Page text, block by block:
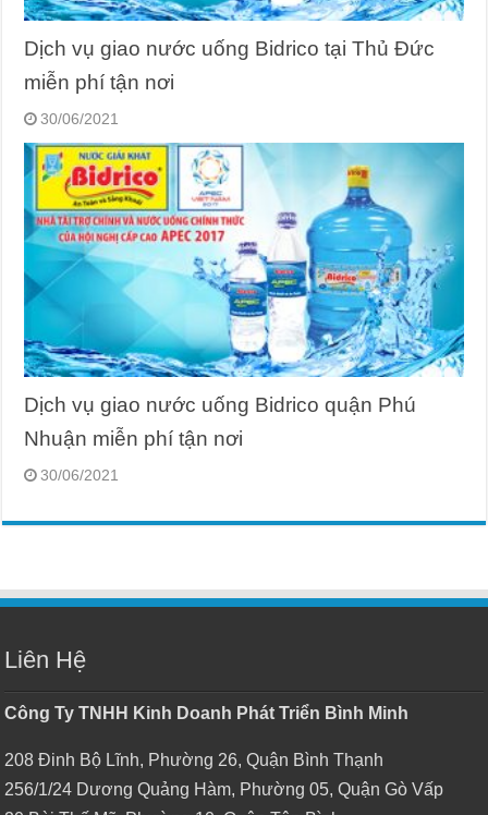
Dịch vụ giao nước uống Bidrico tại Thủ Đức
miễn phí tận nơi
30/06/2021
Dịch vụ giao nước uống Bidrico quận Phú
Nhuận miễn phí tận nơi
30/06/2021
Liên Hệ
Công Ty TNHH Kinh Doanh Phát Triển Bình Minh
208 Đinh Bộ Lĩnh, Phường 26, Quận Bình Thạnh
256/1/24 Dương Quảng Hàm, Phường 05, Quận Gò Vấp